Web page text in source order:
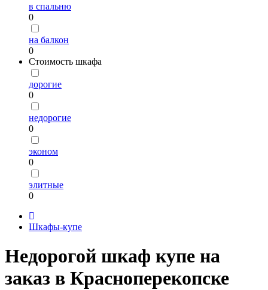
в спальню
0
на балкон
0
Стоимость шкафа
дорогие
0
недорогие
0
эконом
0
элитные
0
Шкафы-купе
Недорогой шкаф купе на
заказ в Красноперекопске